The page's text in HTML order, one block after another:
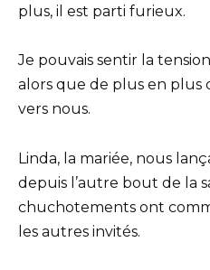
plus, il est parti furieux.
Je pouvais sentir la
alors que de plus en plus
vers nous.
Linda, la mariée, nous
depuis l’autre bout de la
chuchotements ont
les autres invités.